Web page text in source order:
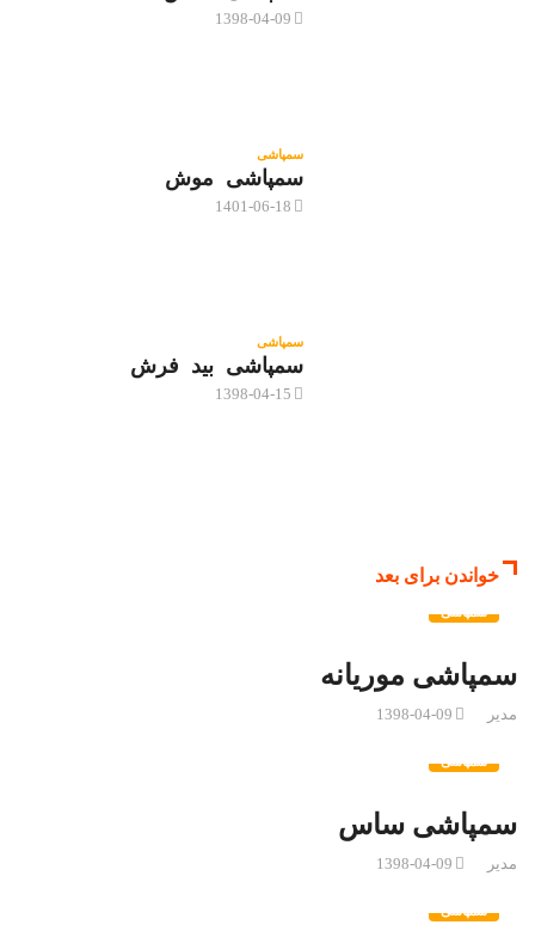
1398-04-09
سمپاشی
سمپاشی موش
1401-06-18
سمپاشی
سمپاشی بید فرش
1398-04-15
خواندن برای بعد
سمپاشی
سمپاشی موریانه
مدیر 1398-04-09
سمپاشی
سمپاشی ساس
مدیر 1398-04-09
سمپاشی